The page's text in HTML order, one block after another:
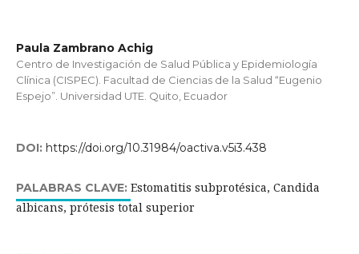
Paula Zambrano Achig
Centro de Investigación de Salud Pública y Epidemiología
Clínica (CISPEC). Facultad de Ciencias de la Salud “Eugenio
Espejo”. Universidad UTE. Quito, Ecuador
DOI: https://doi.org/10.31984/oactiva.v5i3.438
PALABRAS CLAVE: Estomatitis subprotésica, Candida
albicans, prótesis total superior